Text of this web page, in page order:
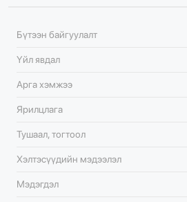
Бүтээн байгуулалт
Үйл явдал
Арга хэмжээ
Ярилцлага
Тушаал, тогтоол
Хэлтэсүүдийн мэдээлэл
Мэдэгдэл